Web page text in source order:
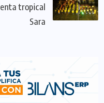
tropical
Sara